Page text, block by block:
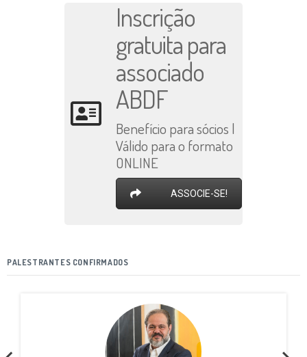
Inscrição
gratuita para
associado
ABDF
Benefício para sócios |
Válido para o formato
ONLINE
ASSOCIE-SE!
PALESTRANTES CONFIRMADOS